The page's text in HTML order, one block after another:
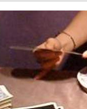
おすすめな先生【芹澤朱
難波で深夜までやっている
おすすめな先生【鳳蓮(ほ